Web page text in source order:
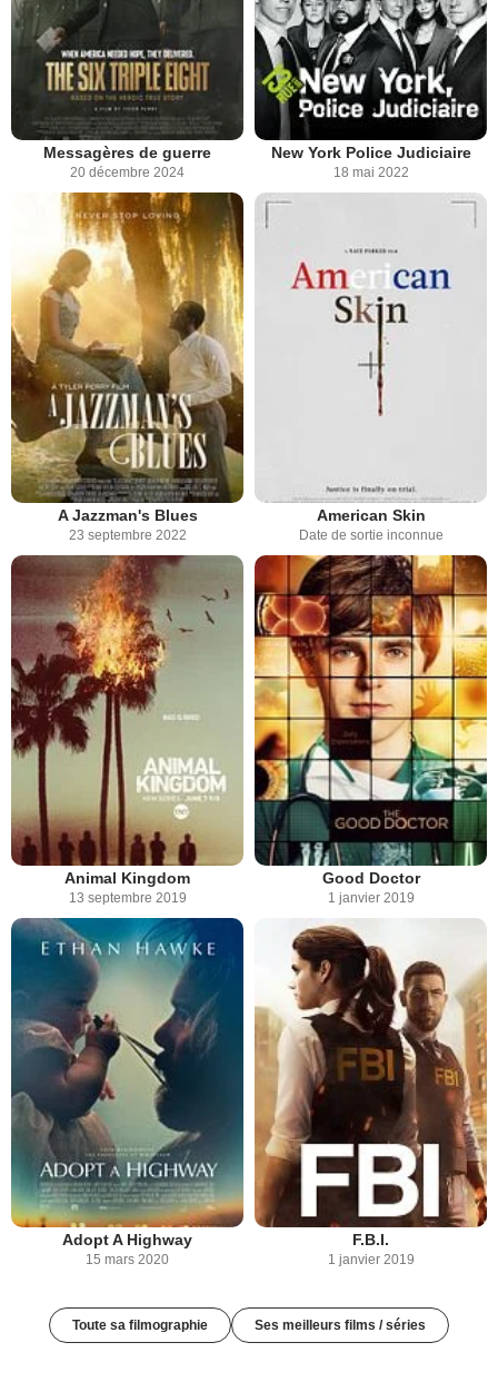
Messagères de guerre
20 décembre 2024
New York Police Judiciaire
18 mai 2022
A Jazzman's Blues
23 septembre 2022
American Skin
Date de sortie inconnue
Animal Kingdom
13 septembre 2019
Good Doctor
1 janvier 2019
Adopt A Highway
15 mars 2020
F.B.I.
1 janvier 2019
Toute sa filmographie Ses meilleurs films / séries